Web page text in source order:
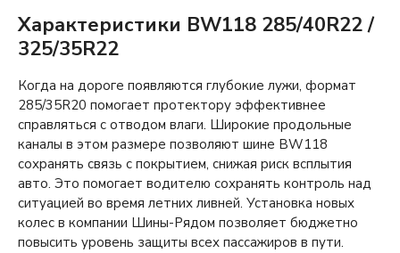
Характеристики BW118 285/40R22 /
325/35R22
Когда на дороге появляются глубокие лужи, формат
285/35R20 помогает протектору эффективнее
справляться с отводом влаги. Широкие продольные
каналы в этом размере позволяют шине BW118
сохранять связь с покрытием, снижая риск всплытия
авто. Это помогает водителю сохранять контроль над
ситуацией во время летних ливней. Установка новых
колес в компании Шины-Рядом позволяет бюджетно
повысить уровень защиты всех пассажиров в пути.